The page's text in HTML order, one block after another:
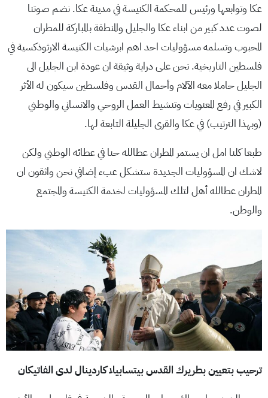
عكا وتوابعها ورئيس للمحكمة الكنيسة في مدينة عكا. نضم صوتنا
لصوت عدد كبير من ابناء عكا والجليل والمنطقة بالمباركة للمطران
المحبوب وتسلمه مسؤوليات احد اهم ابرشيات الكنيسة الارثوذكسية في
فلسطين التاريخية. نحن على دراية وثيقة ان عودة ابن الجليل الى
الجليل حاملا معه الآلام وأحمال القدس وفلسطين سيكون له الأثر
الكبير في رفع المعنويات وتنشيط العمل الروحي والانساني والوطني
(وبهذا الترتيب) في عكا والقرى الجليلة التابعة لها.
طبعا كلنا امل ان يستمر المطران عطالله حنا في عطائه الوطني ولكن
لاشك ان المسؤوليات الجديدة ستشكل عبء إضافي نحن واثقون ان
المطران عطالله أهل لتلك المسؤوليات لخدمة الكنيسة والمجتمع
والوطن.
ترحيب بتعيين بطريرك القدس بيتسابيلا كاردينال لدى الفاتيكان